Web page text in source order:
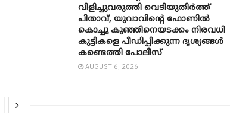
വിളിച്ചുവരുത്തി വെടിയുതിർത്ത്
പിതാവ്, യുവാവിന്റെ ഫോണിൽ
കൊച്ചു കുഞ്ഞിനെയടക്കം നിരവധി
കുട്ടികളെ പീഡിപ്പിക്കുന്ന ദൃശ്യങ്ങൾ
കണ്ടെത്തി പോലീസ്
AUGUST 6, 2026